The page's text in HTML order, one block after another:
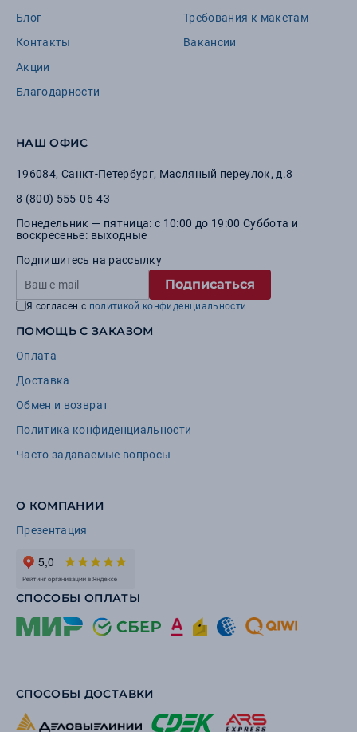
Блог
Контакты
Акции
Благодарности
Требования к макетам
Вакансии
НАШ ОФИС
196084, Санкт-Петербург, Масляный переулок, д.8
8 (800) 555-06-43
Понедельник — пятница: с 10:00 до 19:00 Суббота и
воскресенье: выходные
Подпишитесь на рассылку
Подписаться
Я согласен с политикой конфиденциальности
ПОМОЩЬ С ЗАКАЗОМ
Оплата
Доставка
Обмен и возврат
Политика конфиденциальности
Часто задаваемые вопросы
О КОМПАНИИ
Презентация
СПОСОБЫ ОПЛАТЫ
СПОСОБЫ ДОСТАВКИ